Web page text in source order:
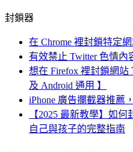
封鎖器
在 Chrome 裡封鎖特定
有效禁止 Twitter 色情
想在 Firefox 裡封鎖網站
及 Android 通用 】
iPhone 廣告攔截器推薦
【2025 最新教學】如
自己與孩子的完整指南